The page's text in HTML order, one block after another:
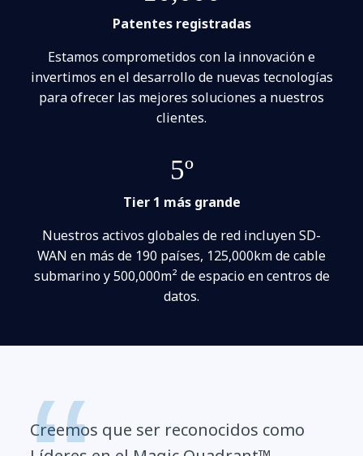
Patentes registradas
Estamos comprometidos con la innovación e
invertimos en el desarrollo de nuevas tecnologías
para ofrecer las mejores soluciones a nuestros
clientes.
5º
Tier 1 más grande
Nuestros activos globales de red incluyen SD-
WAN en más de 190 países, 125,000km de cable
submarino y 500,000m² de espacio en centros de
datos.
Creemos que ser reconocidos como